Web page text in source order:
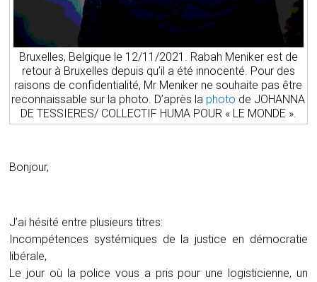
Bruxelles, Belgique le 12/11/2021. Rabah Meniker est de
retour à Bruxelles depuis qu’il a été innocenté. Pour des
raisons de confidentialité, Mr Meniker ne souhaite pas être
reconnaissable sur la photo. D’après la photo de JOHANNA
DE TESSIERES/ COLLECTIF HUMA POUR « LE MONDE ».
Bonjour,
J’ai hésité entre plusieurs titres:
Incompétences systémiques de la justice en démocratie
libérale,
Le jour où la police vous a pris pour une logisticienne, un